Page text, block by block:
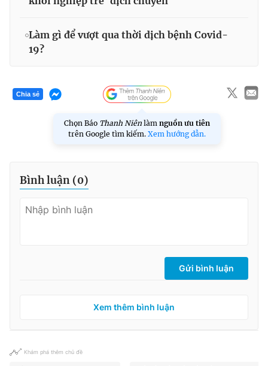
Làm gì để vượt qua thời dịch bệnh Covid-
19?
Chia sẻ
Chọn Báo Thanh Niên làm nguồn ưu tiên
trên Google tìm kiếm. Xem hướng dẫn.
Bình luận (0)
Gửi bình luận
Xem thêm bình luận
Khám phá thêm chủ đề